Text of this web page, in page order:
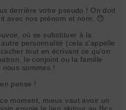
derrière votre pseudo ! On doit
avec nos prénom et nom. 😯
où se substituer à la
personnalité (cela s'appelle
tout en écrivant ce qu'on
le conjoint ou la famille
sommes !
pense !
moment, mieux vaut avoir un
envoie le lien skitour au flics,